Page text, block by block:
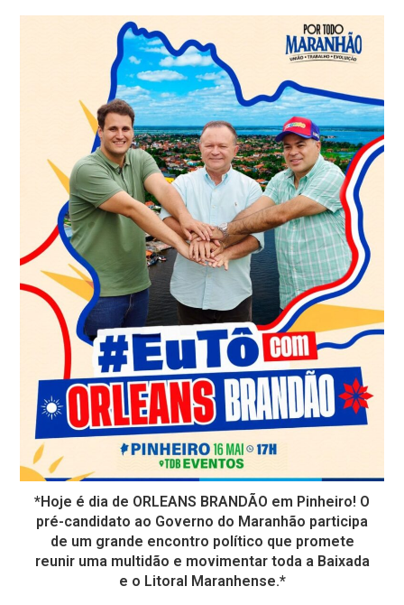
*Hoje é dia de ORLEANS BRANDÃO em Pinheiro! O
pré-candidato ao Governo do Maranhão participa
de um grande encontro político que promete
reunir uma multidão e movimentar toda a Baixada
e o Litoral Maranhense.*